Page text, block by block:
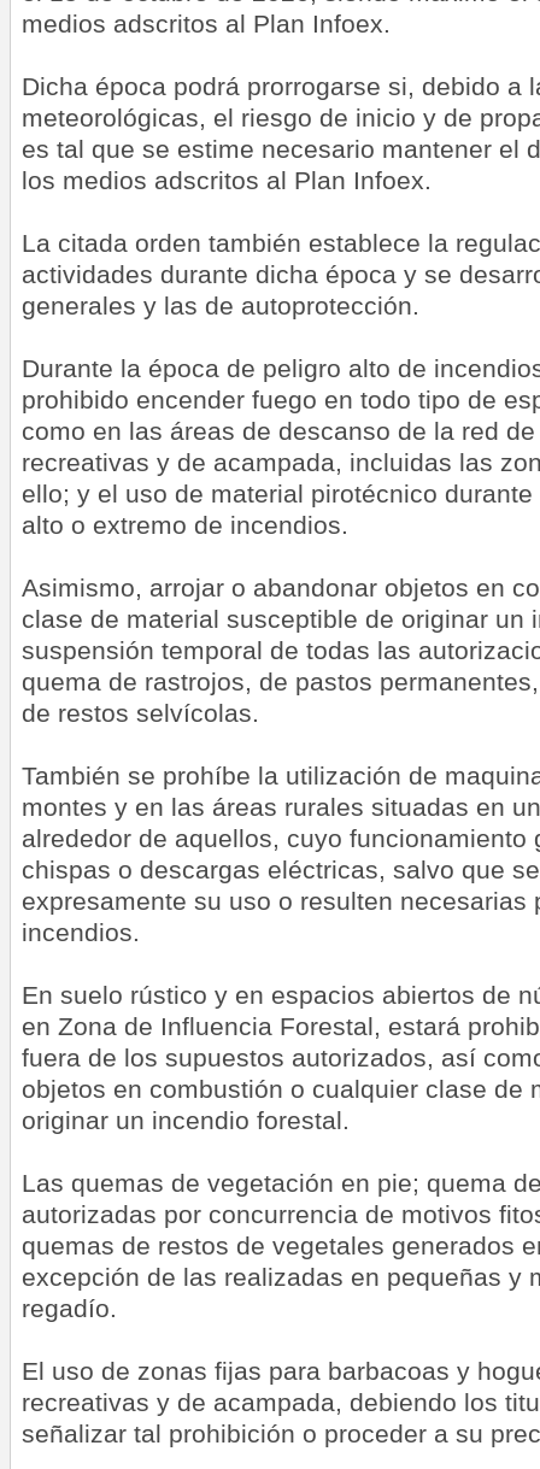
medios adscritos al Plan Infoex.
Dicha época podrá prorrogarse si, debido a
meteorológicas, el riesgo de inicio y de
es tal que se estime necesario mantener el
los medios adscritos al Plan Infoex.
La citada orden también establece la
actividades durante dicha época y se
generales y las de autoprotección.
Durante la época de peligro alto de
prohibido encender fuego en todo tipo de
como en las áreas de descanso de la red
recreativas y de acampada, incluidas las
ello; y el uso de material pirotécnico
alto o extremo de incendios.
Asimismo, arrojar o abandonar objetos en
clase de material susceptible de originar un
suspensión temporal de todas las
quema de rastrojos, de pastos
de restos selvícolas.
También se prohíbe la utilización de
montes y en las áreas rurales situadas en
alrededor de aquellos, cuyo funcionamiento
chispas o descargas eléctricas, salvo que
expresamente su uso o resulten necesarias
incendios.
En suelo rústico y en espacios abiertos de
en Zona de Influencia Forestal, estará
fuera de los supuestos autorizados, así
objetos en combustión o cualquier clase de
originar un incendio forestal.
Las quemas de vegetación en pie; quema
autorizadas por concurrencia de motivos
quemas de restos de vegetales generados
excepción de las realizadas en pequeñas y
regadío.
El uso de zonas fijas para barbacoas y
recreativas y de acampada, debiendo los
señalizar tal prohibición o proceder a su